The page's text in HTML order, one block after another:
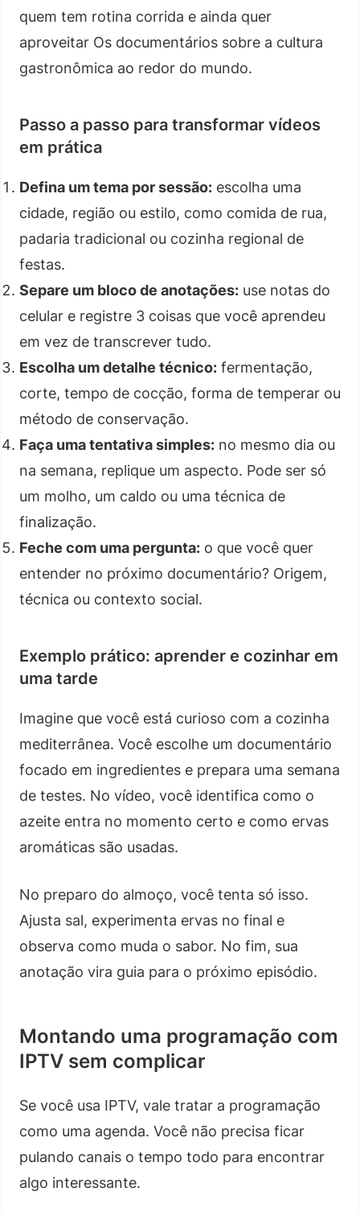
quem tem rotina corrida e ainda quer
aproveitar Os documentários sobre a cultura
gastronômica ao redor do mundo.
Passo a passo para transformar vídeos
em prática
Defina um tema por sessão: escolha uma
cidade, região ou estilo, como comida de rua,
padaria tradicional ou cozinha regional de
festas.
Separe um bloco de anotações: use notas do
celular e registre 3 coisas que você aprendeu
em vez de transcrever tudo.
Escolha um detalhe técnico: fermentação,
corte, tempo de cocção, forma de temperar ou
método de conservação.
Faça uma tentativa simples: no mesmo dia ou
na semana, replique um aspecto. Pode ser só
um molho, um caldo ou uma técnica de
finalização.
Feche com uma pergunta: o que você quer
entender no próximo documentário? Origem,
técnica ou contexto social.
Exemplo prático: aprender e cozinhar em
uma tarde
Imagine que você está curioso com a cozinha
mediterrânea. Você escolhe um documentário
focado em ingredientes e prepara uma semana
de testes. No vídeo, você identifica como o
azeite entra no momento certo e como ervas
aromáticas são usadas.
No preparo do almoço, você tenta só isso.
Ajusta sal, experimenta ervas no final e
observa como muda o sabor. No fim, sua
anotação vira guia para o próximo episódio.
Montando uma programação com
IPTV sem complicar
Se você usa IPTV, vale tratar a programação
como uma agenda. Você não precisa ficar
pulando canais o tempo todo para encontrar
algo interessante.